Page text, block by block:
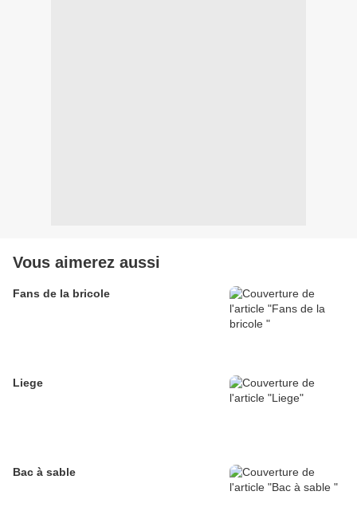
Vous aimerez aussi
Fans de la bricole
Liege
Bac à sable